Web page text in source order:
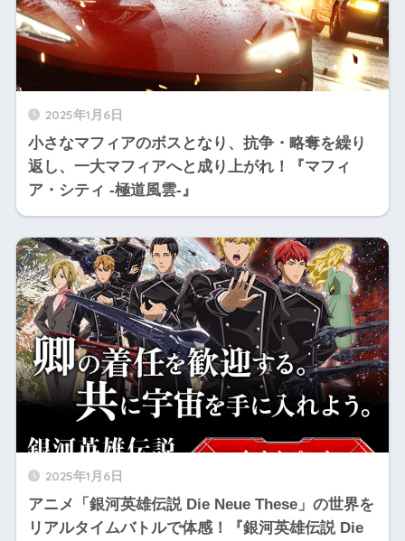
2025年1月6日
小さなマフィアのボスとなり、抗争・略奪を繰り
返し、一大マフィアへと成り上がれ！『マフィ
ア・シティ -極道風雲-』
2025年1月6日
アニメ「銀河英雄伝説 Die Neue These」の世界を
リアルタイムバトルで体感！『銀河英雄伝説 Die